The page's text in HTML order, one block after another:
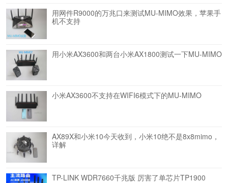
用网件R9000的万兆口来测试MU-MIMO效果，苹果手
机不支持
用小米AX3600和两台小米AX1800测试一下MU-MIMO
小米AX3600不支持在WIFI6模式下的MU-MIMO
AX89X和小米10今天收到，小米10绝不是8x8mimo，
详解
TP-LINK WDR7660千兆版 厉害了单芯片TP1900